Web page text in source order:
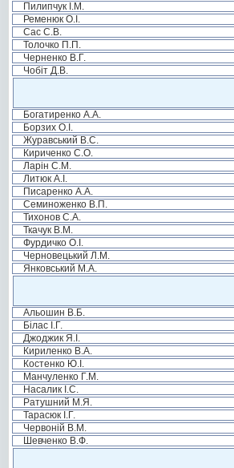
Пилипчук І.М.
Ременюк О.І.
Сас С.В.
Толочко П.П.
Черненко В.Г.
Чобіт Д.В.
Богатиренко А.А.
Борзих О.І.
Журавський В.С.
Кириченко С.О.
Ларін С.М.
Литюк А.І.
Писаренко А.А.
Семиноженко В.П.
Тихонов С.А.
Ткачук В.М.
Фурдичко О.І.
Черновецький Л.М.
Янковський М.А.
Альошин В.Б.
Білас І.Г.
Джоджик Я.І.
Кириленко В.А.
Костенко Ю.І.
Манчуленко Г.М.
Насалик І.С.
Ратушний М.Я.
Тарасюк І.Г.
Червоній В.М.
Шевченко В.Ф.